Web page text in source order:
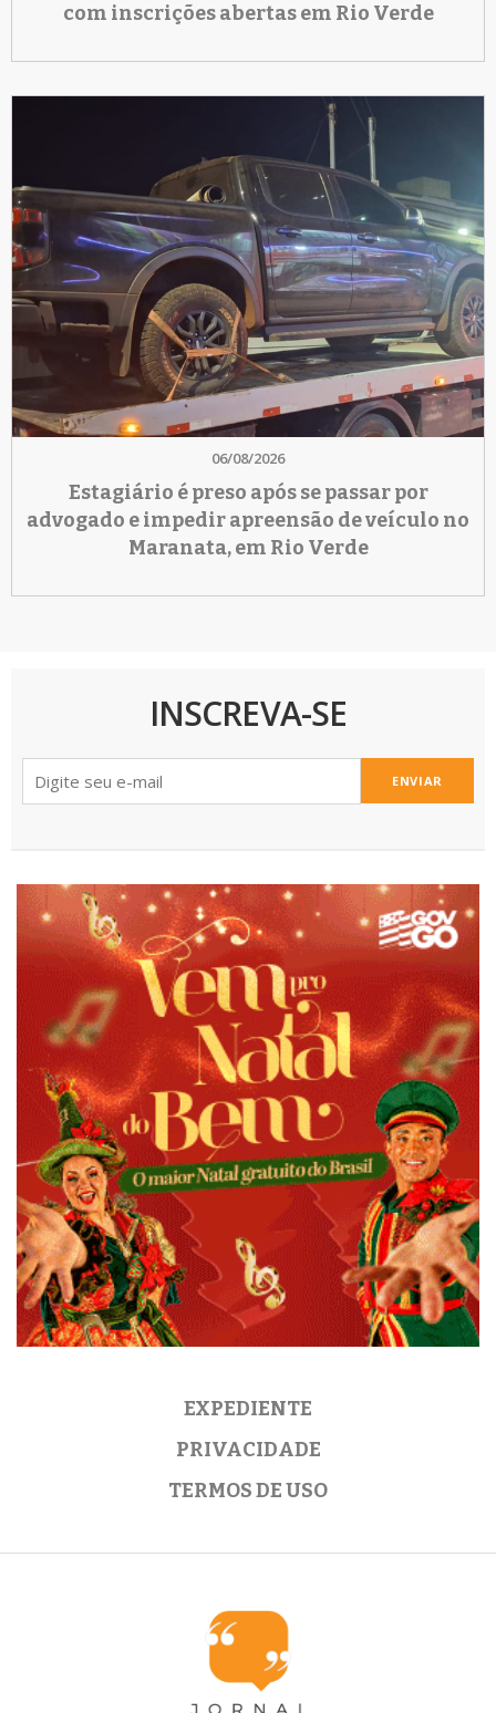
com inscrições abertas em Rio Verde
06/08/2026
Estagiário é preso após se passar por
advogado e impedir apreensão de veículo no
Maranata, em Rio Verde
INSCREVA-SE
ENVIAR
EXPEDIENTE
PRIVACIDADE
TERMOS DE USO